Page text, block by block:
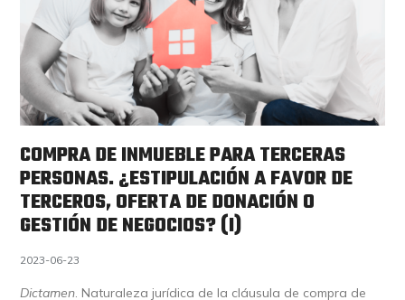
COMPRA DE INMUEBLE PARA TERCERAS
PERSONAS. ¿ESTIPULACIÓN A FAVOR DE
TERCEROS, OFERTA DE DONACIÓN O
GESTIÓN DE NEGOCIOS? (I)
2023-06-23
Dictamen . Naturaleza jurídica de la cláusula de compra de